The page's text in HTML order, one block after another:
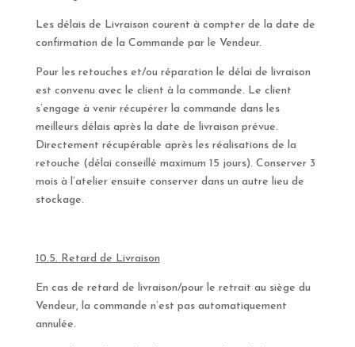
Les délais de Livraison courent à compter de la date de
confirmation de la Commande par le Vendeur.
Pour les retouches et/ou réparation le délai de livraison
est convenu avec le client à la commande. Le client
s’engage à venir récupérer la commande dans les
meilleurs délais après la date de livraison prévue.
Directement récupérable après les réalisations de la
retouche (délai conseillé maximum 15 jours). Conserver 3
mois à l’atelier ensuite conserver dans un autre lieu de
stockage.
10.5. Retard de Livraison
En cas de retard de livraison/pour le retrait au siège du
Vendeur, la commande n’est pas automatiquement
annulée.